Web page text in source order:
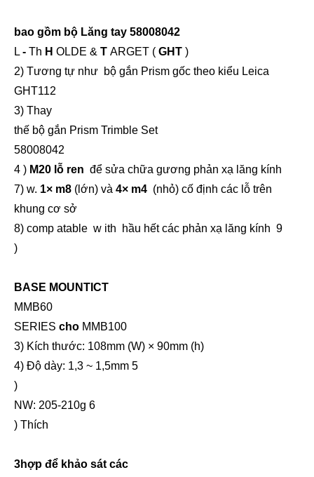
bao gồm bộ Lăng tay 58008042
L - Th H OLDE & T ARGET ( GHT )
2) Tương tự như bộ gắn Prism gốc theo kiểu Leica
GHT112
3) Thay
thế bộ gắn Prism Trimble Set
58008042
4 ) M20 lỗ ren để sửa chữa gương phản xạ lăng kính
7) w. 1× m8 (lớn) và 4× m4 (nhỏ) cố định các lỗ trên
khung cơ sở
8) comp atable w ith hầu hết các phản xạ lăng kính 9
)
BASE MOUNTICT
MMB60
SERIES cho MMB100
3) Kích thước: 108mm (W) × 90mm (h)
4) Độ dày: 1,3 ~ 1,5mm 5
)
NW: 205-210g 6
) Thích
3hợp để khảo sát các